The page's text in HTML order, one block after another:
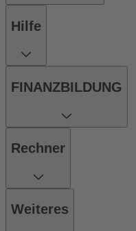
Hilfe
FINANZBILDUNG
Rechner
Weiteres